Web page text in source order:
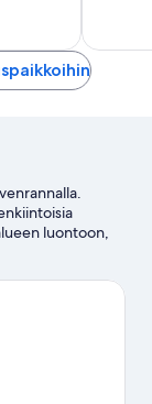
Lake!
2
luontoon,
Area
lasten